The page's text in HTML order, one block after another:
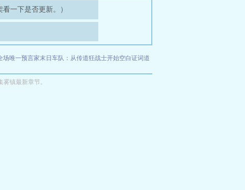
一下是否更新。）
场唯一预言家末日车队：从传道狂战士开始空白证词道
镇最新章节。